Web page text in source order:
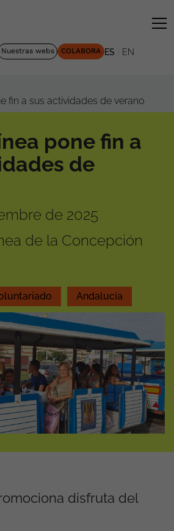
Nuestras webs COLABORA ES EN
fin a sus actividades de verano
pone fin a
de
de 2025
de la Concepción
Andalucía
disfruta del